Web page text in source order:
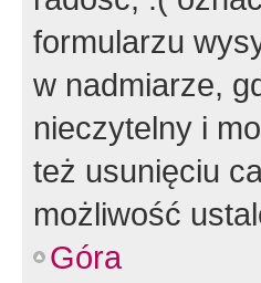
formularzu
w nadmiarze,
nieczytelny i
też usunięciu
możliwość
Góra